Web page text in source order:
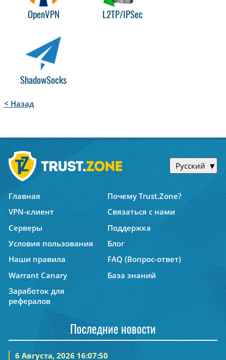
OpenVPN L2TP/IPSec
ShadowSocks
< Назад
Русский
Главная
Почему Trust.Zone?
VPN-клиент
Связаться с нами
Серверы
Поддержка
Условия пользования
Блог
Наши правила
FAQ (Вопрос-ответ)
Warrant Canary
База знаний
Заработок для
рефералов
Последние новости
6 Августа, 2026 16:07:50